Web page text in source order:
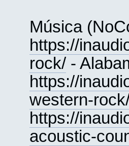
Música
https://
rock/ -
https://
western-
https://
acoustic-